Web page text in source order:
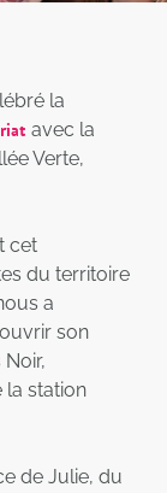
la
avec la
Verte,
cet
du territoire
a
son
la station
de Julie, du